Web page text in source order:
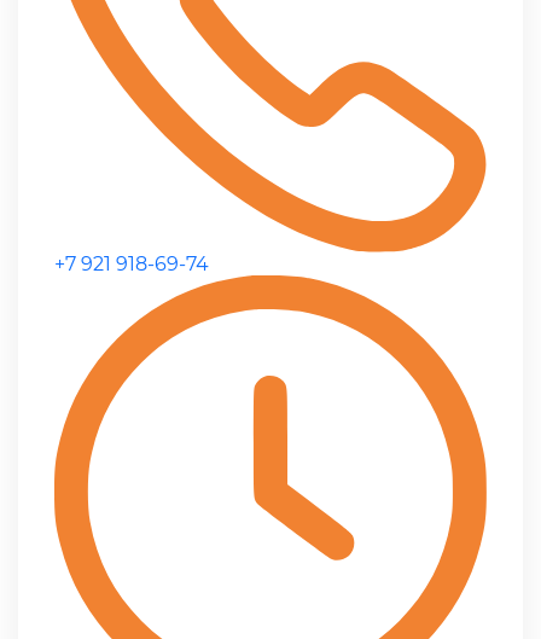
+7 921 918-69-74